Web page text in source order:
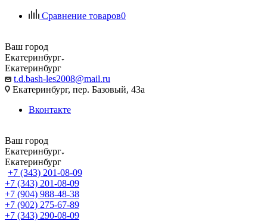
Сравнение товаров0
Ваш город
Екатеринбург
Екатеринбург
t.d.bash-les2008@mail.ru
Екатеринбург, пер. Базовый, 43а
Вконтакте
Ваш город
Екатеринбург
Екатеринбург
+7 (343) 201-08-09
+7 (343) 201-08-09
+7 (904) 988-48-38
+7 (902) 275-67-89
+7 (343) 290-08-09